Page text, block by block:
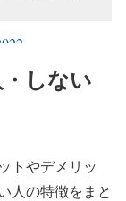
しない
トやデメリッ
人の特徴をまと